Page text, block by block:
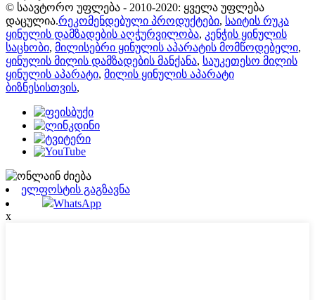
© საავტორო უფლება - 2010-2020: ყველა უფლება
დაცულია.რეკომენდებული პროდუქტები, საიტის რუკა
ყინულის დამზადების აღჭურვილობა, კენჭის ყინულის
საცხობი, მილისებრი ყინულის აპარატის მომწოდებელი,
ყინულის მილის დამზადების მანქანა, საუკეთესო მილის
ყინულის აპარატი, მილის ყინულის აპარატი
ბიზნესისთვის,
ელფოსტის გაგზავნა
WhatsApp
x